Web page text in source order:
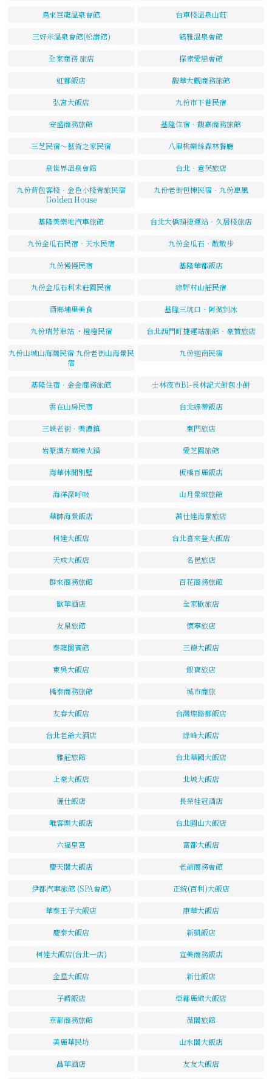
烏來巨龍溫泉會館 台車棧溫泉山莊
三好米溫泉會館(松濤館) 鶴雅溫泉會館
全家商務 旅店 探索愛戀會館
虹都飯店 馥華大觀商務旅館
弘宮大飯店 九份市下巷民宿
安盛商務旅館 基隆住宿．馥嘉商務旅館
三芝民宿～藝術之家民宿 八里桃樂絲森林餐廳
泉世界溫泉會館 台北‧意芙旅店
九份背包客棧．金色小棧青旅民宿
Golden House
九份老街包棟民宿‧九份惠風
基隆美樂地汽車旅館 台北大橋頭捷運站‧久居棧旅店
九份金瓜石民宿‧天水民宿 九份金瓜石‧散散步
九份慢慢民宿 基隆華都飯店
九份金瓜石利未莊園民宿 綠野村山莊民宿
酒鄉埔里美食 基隆三坑口‧阿微剉冰
九份瑞芳車站 ・橙橙民宿 台北西門町捷運站旅館‧豪贊旅店
九份山城山海灣民宿·九份老街山海景民
宿
九份迦南民宿
基隆住宿．金金商務旅館 士林夜市B1-長林記大餅包小餅
雲在山房民宿 台北綠蒂飯店
三峽老街．美濃鎮 東門旅店
岩漿漢方麻辣火鍋 愛芝園旅館
海華休閒別墅 板橋百麗飯店
海洋深呼吸 山月景緻旅館
華帥海景飯店 萬仕達海景旅店
柯達大飯店 台北喜來登大飯店
天成大飯店 名邑旅店
群來商務旅館 百花商務旅館
歐華酒店 全家歡旅店
友星旅館 懷寧旅店
泰龍閣賓館 三德大飯店
東吳大飯店 銀寶旅店
橋泰商務旅館 城市商旅
友春大飯店 台灣燦路都飯店
台北老爺大酒店 綠峰大飯店
雅莊旅館 台北華國大飯店
上豪大飯店 北城大飯店
儷仕飯店 長榮桂冠酒店
唯客樂大飯店 台北圓山大飯店
六福皇宮 富都大飯店
慶天閣大飯店 老爺商務會館
伊都汽車旅館 (SPA會館) 正統(百利)大飯店
華泰王子大飯店 康華大飯店
慶泰大飯店 新凱飯店
柯達大飯店(台北一店) 宣美商務飯店
金星大飯店 新仕飯店
子爵飯店 亞都麗緻大飯店
京都商務旅館 薇閣旅館
美麗華民坊 山水閣大飯店
晶華酒店 友友大飯店